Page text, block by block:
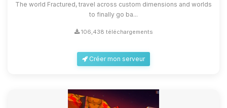
The world Fractured, travel across custom dimensions and worlds
to finally go ba...
106,438 téléchargements
Créer mon serveur